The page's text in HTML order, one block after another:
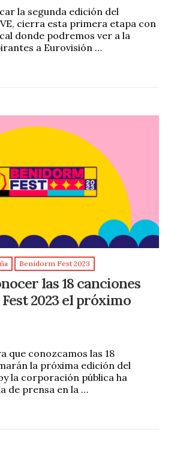
la segunda edición del
cierra esta primera etapa con
donde podremos ver a la
a Eurovisión …
Benidorm Fest 2023
las 18 canciones
2023 el próximo
que conozcamos las 18
la próxima edición del
la corporación pública ha
de prensa en la …